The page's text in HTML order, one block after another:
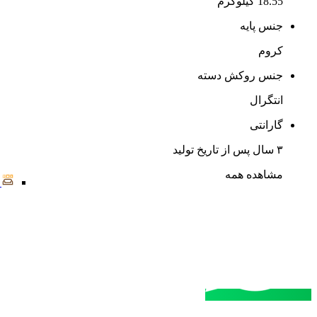
جنس پایه
کروم
جنس روکش دسته
انتگرال
گارانتی
۳ سال پس از تاریخ تولید
مشاهده همه